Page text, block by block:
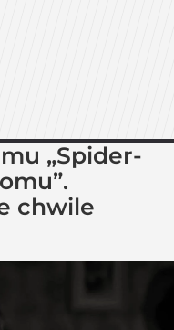
„Spider-
chwile